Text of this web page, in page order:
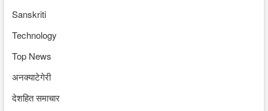
Sanskriti
Technology
Top News
अनक्याटेगेरी
देशहित समाचार